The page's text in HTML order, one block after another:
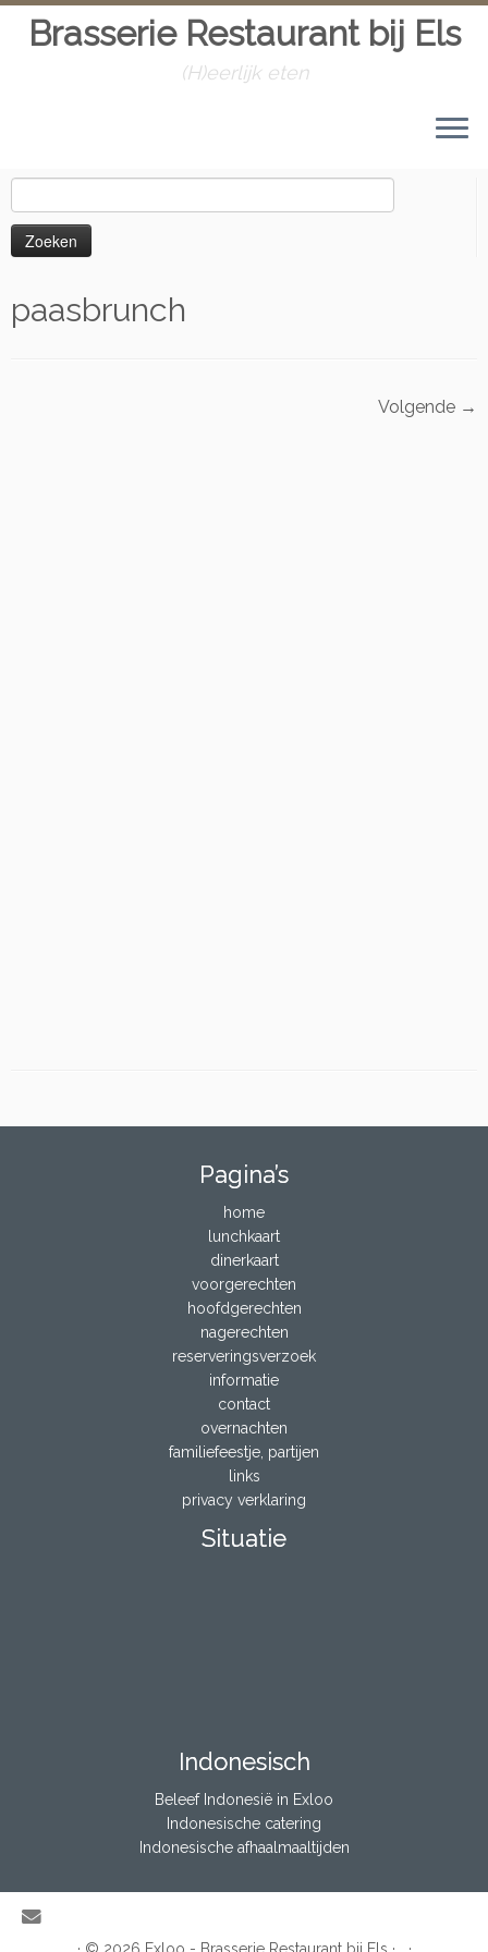
content
Brasserie Restaurant bij Els
(H)eerlijk eten
naar:
paasbrunch
Volgende →
Pagina’s
home
lunchkaart
dinerkaart
voorgerechten
hoofdgerechten
nagerechten
reserveringsverzoek
informatie
contact
overnachten
familiefeestje, partijen
links
privacy verklaring
Situatie
Indonesisch
Beleef Indonesië in Exloo
Indonesische catering
Indonesische afhaalmaaltijden